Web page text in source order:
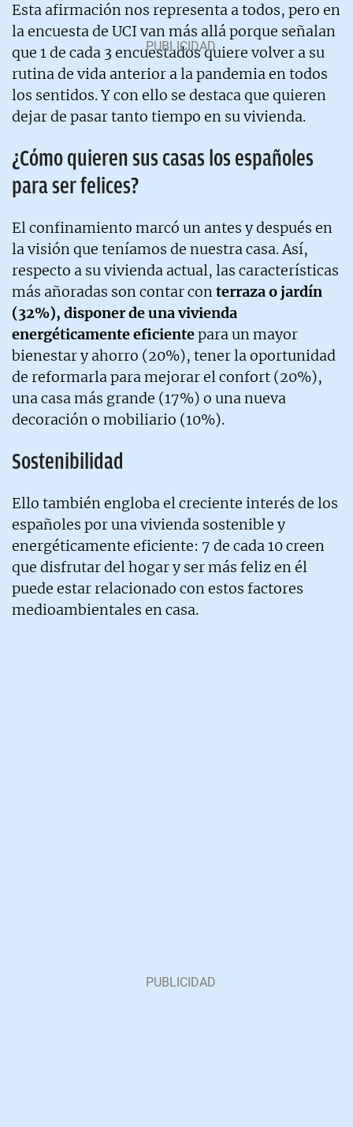
Esta afirmación nos representa a todos, pero en
la encuesta de UCI van más allá porque señalan
que 1 de cada 3 encuestados quiere volver a su
rutina de vida anterior a la pandemia en todos
los sentidos. Y con ello se destaca que quieren
dejar de pasar tanto tiempo en su vivienda.
¿Cómo quieren sus casas los españoles
para ser felices?
El confinamiento marcó un antes y después en
la visión que teníamos de nuestra casa. Así,
respecto a su vivienda actual, las características
más añoradas son contar conterraza o jardín
(32%), disponer de una vivienda
energéticamente eficientepara un mayor
bienestar y ahorro (20%), tener la oportunidad
de reformarla para mejorar el confort (20%),
una casa más grande (17%) o una nueva
decoración o mobiliario (10%).
Sostenibilidad
Ello también engloba el creciente interés de los
españoles por una vivienda sostenible y
energéticamente eficiente: 7 de cada 10 creen
que disfrutar del hogar y ser más feliz en él
puede estar relacionado con estos factores
medioambientales en casa.